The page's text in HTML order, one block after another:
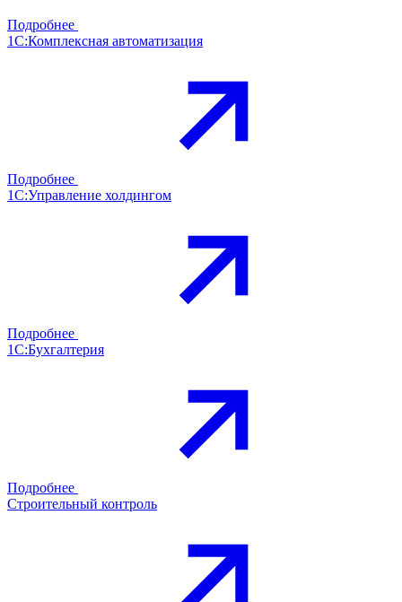
Подробнее
1С:Комплексная автоматизация
Подробнее
1С:Управление холдингом
Подробнее
1С:Бухгалтерия
Подробнее
Строительный контроль